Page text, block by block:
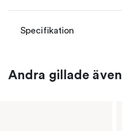
Specifikation
Andra gillade även